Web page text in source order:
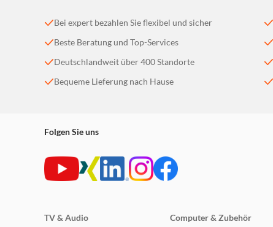
Bei expert bezahlen Sie flexibel und sicher
Beste Beratung und Top-Services
Deutschlandweit über 400 Standorte
Bequeme Lieferung nach Hause
Folgen Sie uns
TV & Audio
Computer & Zubehör